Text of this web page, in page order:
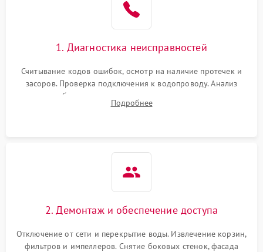
1. Диагностика неисправностей
Считывание кодов ошибок, осмотр на наличие протечек и
засоров. Проверка подключения к водопроводу. Анализ
жалоб на отсутствие слива, нагрева, вращения
разбрызгивателей или срабатывание системы защиты
Подробнее
2. Демонтаж и обеспечение доступа
Отключение от сети и перекрытие воды. Извлечение корзин,
фильтров и импеллеров. Снятие боковых стенок, фасада